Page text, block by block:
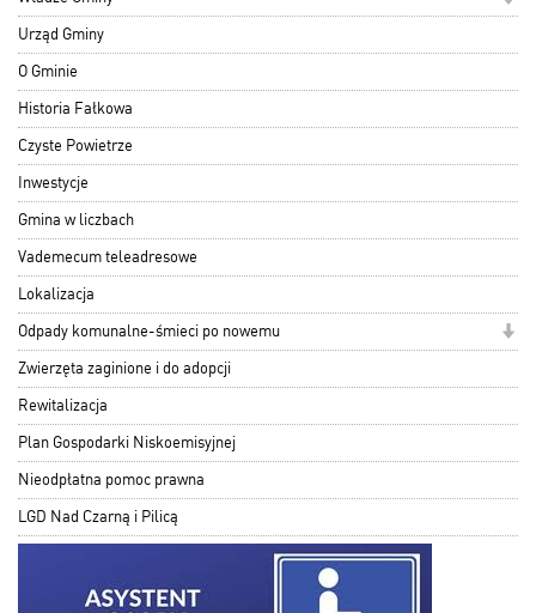
Urząd Gminy
O Gminie
Historia Fałkowa
Czyste Powietrze
Inwestycje
Gmina w liczbach
Vademecum teleadresowe
Lokalizacja
Odpady komunalne-śmieci po nowemu
Zwierzęta zaginione i do adopcji
Rewitalizacja
Plan Gospodarki Niskoemisyjnej
Nieodpłatna pomoc prawna
LGD Nad Czarną i Pilicą